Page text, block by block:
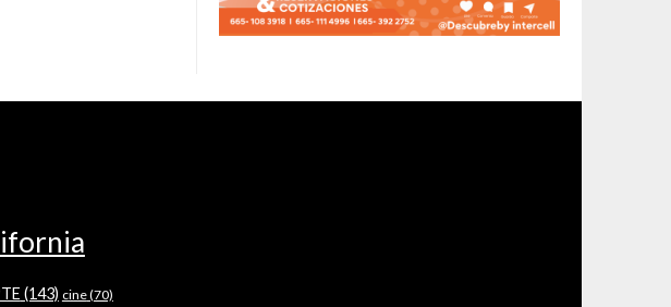
(143) cine(70)